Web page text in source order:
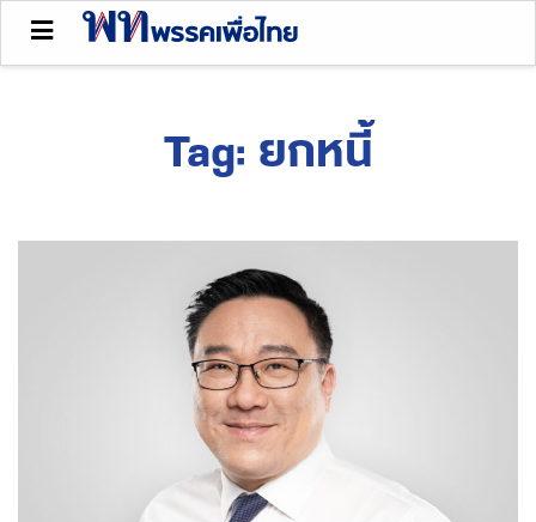
Tag: ยกหนี้